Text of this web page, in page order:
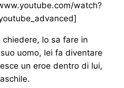
watch?
lo sa fare in
uomo, lei fa diventare
un eroe dentro di lui,